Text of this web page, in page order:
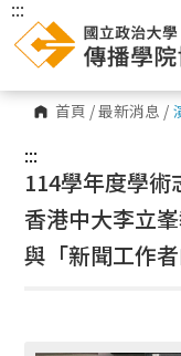
首頁 /最新消息 /
:::
:::
114學年度學術
香港中大李立
與「新聞工作者